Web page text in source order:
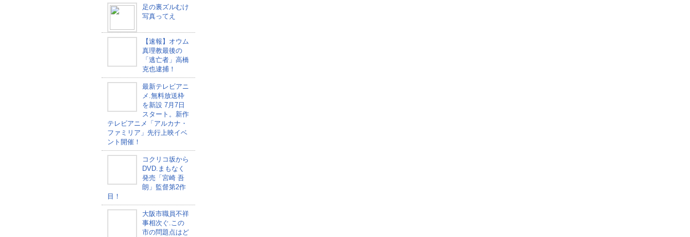
足の裏ズルむけ
写真ってえ
【速報】オウム
真理教最後の
「逃亡者」高橋
克也逮捕！
最新テレビアニ
メ.無料放送枠
を新設 7月7日
スタート。新作
テレビアニメ「アルカナ・
ファミリア」先行上映イベ
ント開催！
コクリコ坂から
DVD.まもなく
発売「宮崎 吾
朗」監督第2作
目！
大阪市職員不祥
事相次ぐ.この
市の問題点はど